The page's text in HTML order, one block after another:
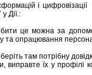
і
Дії.:
це можна за
та опрацювання
там потрібну
їх у профілі